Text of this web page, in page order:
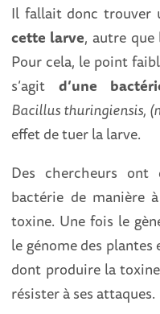
Il fallait donc trouver
cette larve, autre que
Pour cela, le point
s’agitd’une
Bacillus thuringiensis,
effet de tuer la larve.
Des chercheurs ont
bactérie de manière
toxine. Une fois le
le génome des
dont produire la
résister à ses attaques.